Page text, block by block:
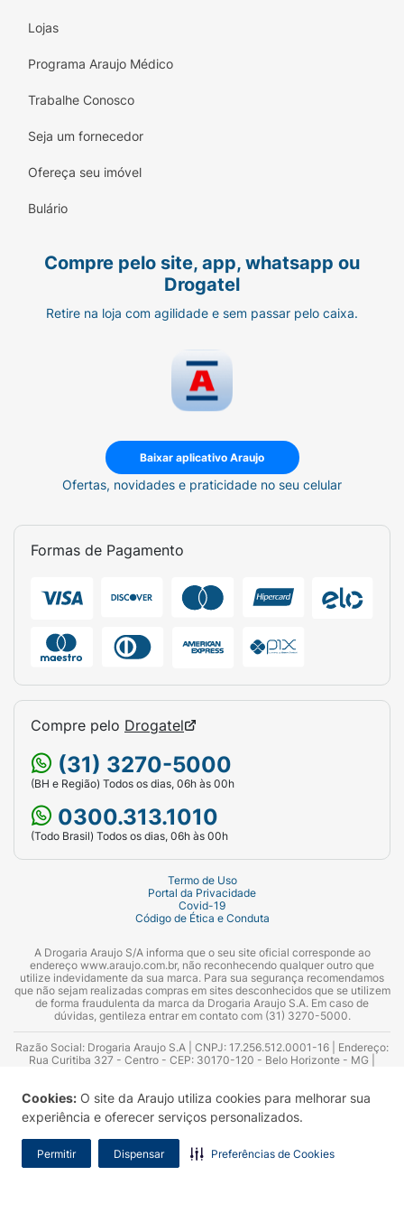
Cookies: O site da Araujo utiliza cookies para melhorar sua
experiência e oferecer serviços personalizados.
Permitir Dispensar Preferências de Cookies
Lojas
Programa Araujo Médico
Trabalhe Conosco
Seja um fornecedor
Ofereça seu imóvel
Bulário
Compre pelo site, app, whatsapp ou
Drogatel
Retire na loja com agilidade e sem passar pelo caixa.
Baixar aplicativo Araujo
Ofertas, novidades e praticidade no seu celular
Formas de Pagamento
Compre pelo Drogatel
(31) 3270-5000
(BH e Região) Todos os dias, 06h às 00h
0300.313.1010
(Todo Brasil) Todos os dias, 06h às 00h
Termo de Uso
Portal da Privacidade
Covid-19
Código de Ética e Conduta
A Drogaria Araujo S/A informa que o seu site oficial corresponde ao
endereço www.araujo.com.br, não reconhecendo qualquer outro que
utilize indevidamente da sua marca. Para sua segurança recomendamos
que não sejam realizadas compras em sites desconhecidos que se utilizem
de forma fraudulenta da marca da Drogaria Araujo S.A. Em caso de
dúvidas, gentileza entrar em contato com (31) 3270-5000.
Razão Social: Drogaria Araujo S.A | CNPJ: 17.256.512.0001-16 | Endereço:
Rua Curitiba 327 - Centro - CEP: 30170-120 - Belo Horizonte - MG |
Azevedo Guimarães – CRF 10.965 | Yasmin Silva Alvarenga – CRF 52.584 -
Consultor substituto: Thiago Aguiar Pinheiro - CRF Nº 13.748. Alvará
Sanitário: 2025020713 | Autorização de Funcionamento da Empresa (AFE):